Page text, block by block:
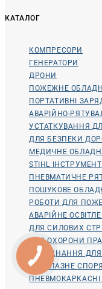
КАТАЛОГ
КОМПРЕСОРИ
ГЕНЕРАТОРИ
ДРОНИ
ПОЖЕЖНЕ
ПОРТАТИВНІ
АВАРІЙНО-
УСТАТКУВАННЯ
ДЛЯ БЕЗПЕКИ
МЕДИЧНЕ
STIHL ІНСТРУМЕНТ
ПНЕВМАТИЧНЕ
ПОШУКОВЕ
РОБОТИ ДЛЯ
АВАРІЙНЕ
ДЛЯ СИЛОВИХ
ДЛЯ ОХОРОНИ
ОБЛАДНАННЯ
ВОДОЛАЗНЕ